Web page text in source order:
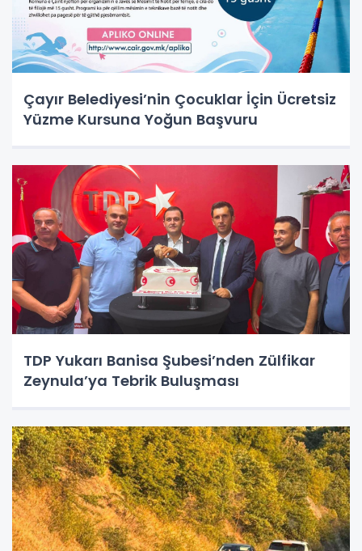
Çayır Belediyesi’nin Çocuklar İçin Ücretsiz
Yüzme Kursuna Yoğun Başvuru
TDP Yukarı Banisa Şubesi’nden Zülfikar
Zeynula’ya Tebrik Buluşması